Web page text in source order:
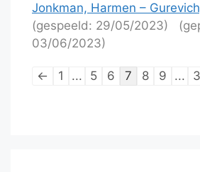
Jonkman, Harmen –
(gespeeld: 29/05/2023)
03/06/2023)
Lijstnavigatie
← 1 ... 5 6 7 8 9 ...